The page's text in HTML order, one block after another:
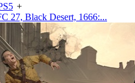
+
27, Black Desert, 1666:...